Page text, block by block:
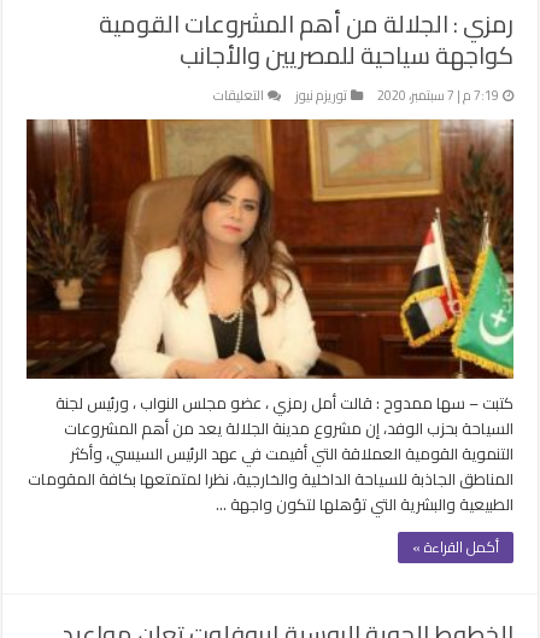
رمزي : الجلالة من أهم المشروعات القومية
كواجهة سياحية للمصريين والأجانب
7:19 م | 7 سبتمبر، 2020 توريزم نيوز التعليقات
رمزي
الجلالة
من
أهم
المشروعات
القومية
كواجهة
سياحية
للمصريين
والأجانب
مغلقة
كتبت – سها ممدوح : قالت أمل رمزي ، عضو مجلس النواب ، ورئيس لجنة
السياحة بحزب الوفد، إن مشروع مدينة الجلالة يعد من أهم المشروعات
التنموية القومية العملاقة التي أقيمت في عهد الرئيس السيسي، وأكثر
المناطق الجاذبة للسياحة الداخلية والخارجية، نظرا لمتمتعها بكافة المقومات
الطبيعية والبشرية التي تؤهلها لتكون واجهة …
أكمل القراءة »